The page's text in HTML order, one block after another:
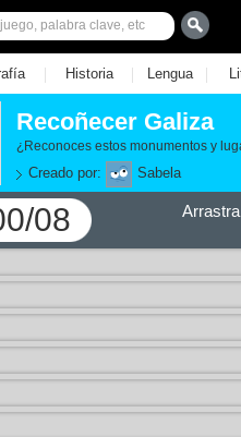
| Historia | Lengua |
Recoñecer Galiza
¿Reconoces estos monumentos y
Creado por: Sabela
08